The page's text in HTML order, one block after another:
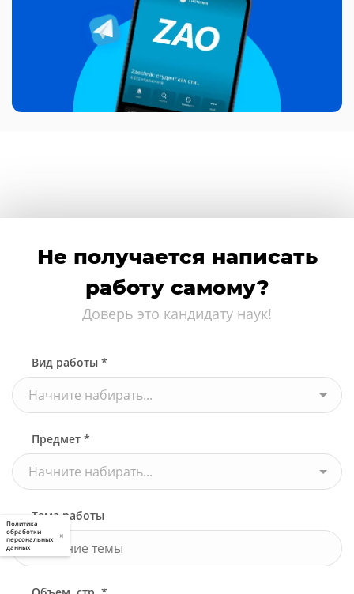
Не получается написать
работу самому?
Доверь это кандидату наук!
Вид работы *
Начните набирать...
Предмет *
Начните набирать...
Тема работы
Политика
обработки
персональных
данных
×